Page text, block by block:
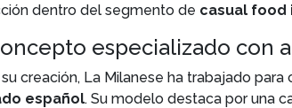
dentro del segmento de casual food
especializado con
creación, La Milanese ha trabajado
español. Su modelo destaca por una